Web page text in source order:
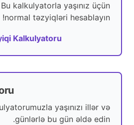
kalkulyatorla yaşınız üçün
normal təzyiqləri hesablayın!
Kalkulyatoru
yaşınızı illər və
günlərlə bu gün əldə edin.